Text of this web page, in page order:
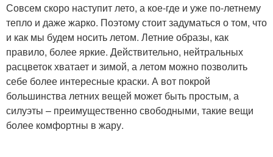
Совсем скоро наступит лето, а кое-где и уже по-летнему
тепло и даже жарко. Поэтому стоит задуматься о том, что
и как мы будем носить летом. Летние образы, как
правило, более яркие. Действительно, нейтральных
расцветок хватает и зимой, а летом можно позволить
себе более интересные краски. А вот покрой
большинства летних вещей может быть простым, а
силуэты – преимущественно свободными, такие вещи
более комфортны в жару.